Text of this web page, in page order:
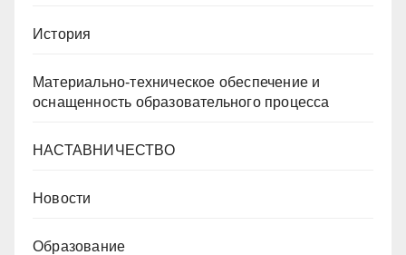
История
Материально-техническое обеспечение и
оснащенность образовательного процесса
НАСТАВНИЧЕСТВО
Новости
Образование